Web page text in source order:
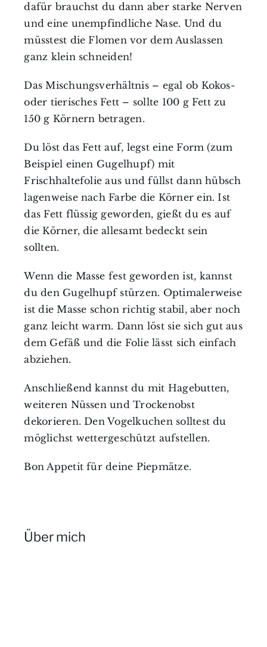
dafür brauchst du dann aber starke Nerven
und eine unempfindliche Nase. Und du
müsstest die Flomen vor dem Auslassen
ganz klein schneiden!
Das Mischungsverhältnis – egal ob Kokos-
oder tierisches Fett – sollte 100 g Fett zu
150 g Körnern betragen.
Du löst das Fett auf, legst eine Form (zum
Beispiel einen Gugelhupf) mit
Frischhaltefolie aus und füllst dann hübsch
lagenweise nach Farbe die Körner ein. Ist
das Fett flüssig geworden, gießt du es auf
die Körner, die allesamt bedeckt sein
sollten.
Wenn die Masse fest geworden ist, kannst
du den Gugelhupf stürzen. Optimalerweise
ist die Masse schon richtig stabil, aber noch
ganz leicht warm. Dann löst sie sich gut aus
dem Gefäß und die Folie lässt sich einfach
abziehen.
Anschließend kannst du mit Hagebutten,
weiteren Nüssen und Trockenobst
dekorieren. Den Vogelkuchen solltest du
möglichst wettergeschützt aufstellen.
Bon Appetit für deine Piepmätze.
Über mich